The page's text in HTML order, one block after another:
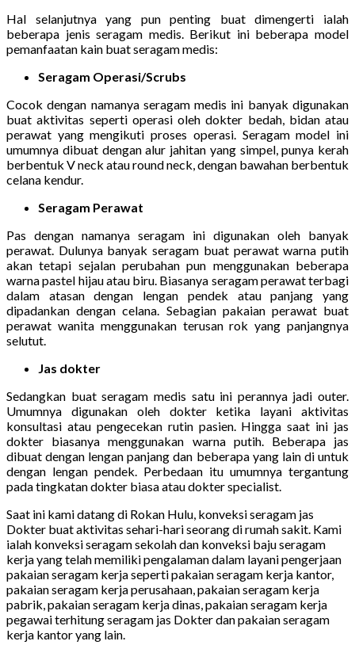
Hal selanjutnya yang pun penting buat dimengerti ialah
beberapa jenis seragam medis. Berikut ini beberapa model
pemanfaatan kain buat seragam medis:
Seragam Operasi/Scrubs
Cocok dengan namanya seragam medis ini banyak digunakan
buat aktivitas seperti operasi oleh dokter bedah, bidan atau
perawat yang mengikuti proses operasi. Seragam model ini
umumnya dibuat dengan alur jahitan yang simpel, punya kerah
berbentuk V neck atau round neck, dengan bawahan berbentuk
celana kendur.
Seragam Perawat
Pas dengan namanya seragam ini digunakan oleh banyak
perawat. Dulunya banyak seragam buat perawat warna putih
akan tetapi sejalan perubahan pun menggunakan beberapa
warna pastel hijau atau biru. Biasanya seragam perawat terbagi
dalam atasan dengan lengan pendek atau panjang yang
dipadankan dengan celana. Sebagian pakaian perawat buat
perawat wanita menggunakan terusan rok yang panjangnya
selutut.
Jas dokter
Sedangkan buat seragam medis satu ini perannya jadi outer.
Umumnya digunakan oleh dokter ketika layani aktivitas
konsultasi atau pengecekan rutin pasien. Hingga saat ini jas
dokter biasanya menggunakan warna putih. Beberapa jas
dibuat dengan lengan panjang dan beberapa yang lain di untuk
dengan lengan pendek. Perbedaan itu umumnya tergantung
pada tingkatan dokter biasa atau dokter specialist.
Saat ini kami datang di Rokan Hulu, konveksi seragam jas
Dokter buat aktivitas sehari-hari seorang di rumah sakit. Kami
ialah konveksi seragam sekolah dan konveksi baju seragam
kerja yang telah memiliki pengalaman dalam layani pengerjaan
pakaian seragam kerja seperti pakaian seragam kerja kantor,
pakaian seragam kerja perusahaan, pakaian seragam kerja
pabrik, pakaian seragam kerja dinas, pakaian seragam kerja
pegawai terhitung seragam jas Dokter dan pakaian seragam
kerja kantor yang lain.